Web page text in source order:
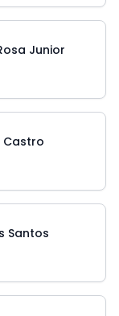
Junior
Castro
Santos